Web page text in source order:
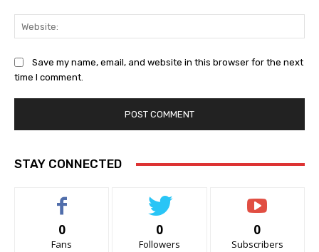
Save my name, email, and website in this browser for the next
time I comment.
STAY CONNECTED
0
Fans
0
Followers
0
Subscribers